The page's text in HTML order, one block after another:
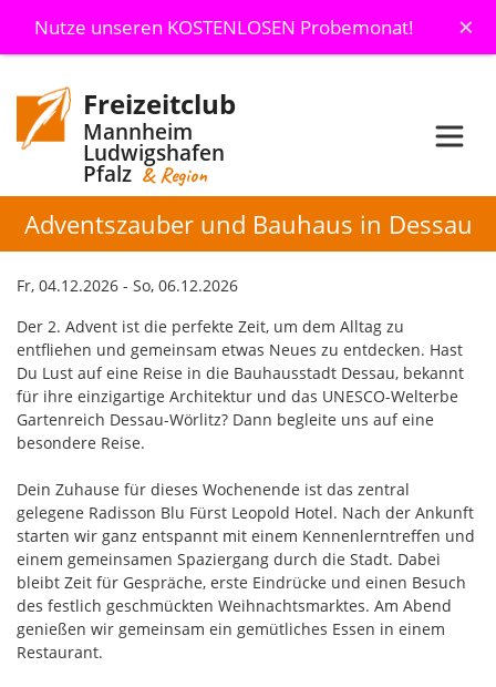
Nutze unseren KOSTENLOSEN Probemonat! ×
Freizeitclub
Mannheim
Ludwigshafen
Pfalz & Region
Adventszauber und Bauhaus in Dessau
Fr, 04.12.2026 - So, 06.12.2026
Der 2. Advent ist die perfekte Zeit, um dem Alltag zu
entfliehen und gemeinsam etwas Neues zu entdecken. Hast
Du Lust auf eine Reise in die Bauhausstadt Dessau, bekannt
für ihre einzigartige Architektur und das UNESCO-Welterbe
Gartenreich Dessau-Wörlitz? Dann begleite uns auf eine
besondere Reise.
Dein Zuhause für dieses Wochenende ist das zentral
gelegene Radisson Blu Fürst Leopold Hotel. Nach der Ankunft
starten wir ganz entspannt mit einem Kennenlerntreffen und
einem gemeinsamen Spaziergang durch die Stadt. Dabei
bleibt Zeit für Gespräche, erste Eindrücke und einen Besuch
des festlich geschmückten Weihnachtsmarktes. Am Abend
genießen wir gemeinsam ein gemütliches Essen in einem
Restaurant.